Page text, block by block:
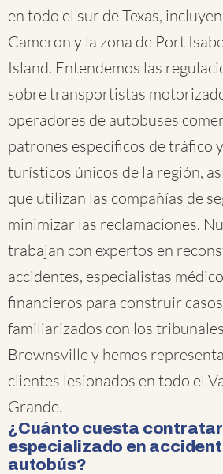
en todo el sur de Texas,
Cameron y la zona de Port
Island. Entendemos las
sobre transportistas
operadores de autobuses
patrones específicos de tráfico
turísticos únicos de la región,
que utilizan las compañías de
minimizar las reclamaciones.
trabajan con expertos en
accidentes, especialistas
financieros para construir
familiarizados con los
Brownsville y hemos
clientes lesionados en todo el
Grande.
¿Cuánto cuesta
especializado en
autobús?